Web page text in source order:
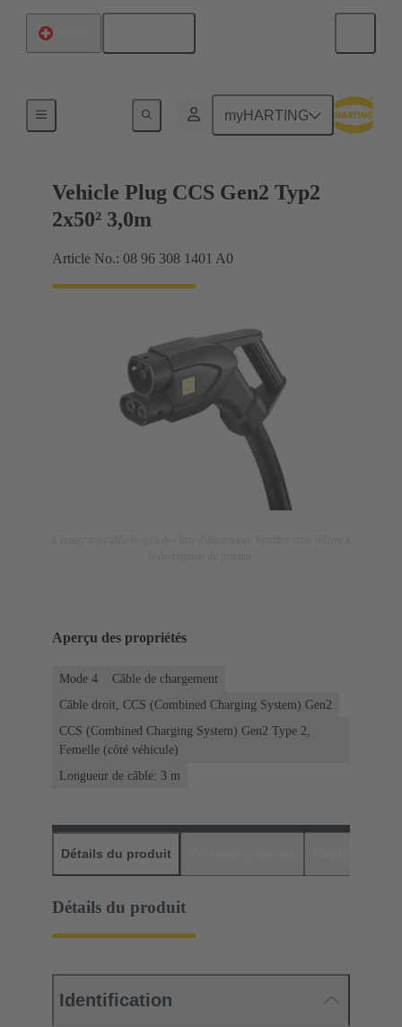
myHARTING
Câble de chargement
Vehicle Plug CCS Gen2 Typ2
2x50² 3,0m
Article No.: 08 96 308 1401 A0
Aperçu des propriétés
Mode 4
Câble de chargement
Câble droit, CCS (Combined Charging System) Gen2
CCS (Combined Charging System) Gen2 Type 2,
Femelle (côté véhicule)
Longueur de câble: 3 m
Détails du produit
Détails du produit
Identification